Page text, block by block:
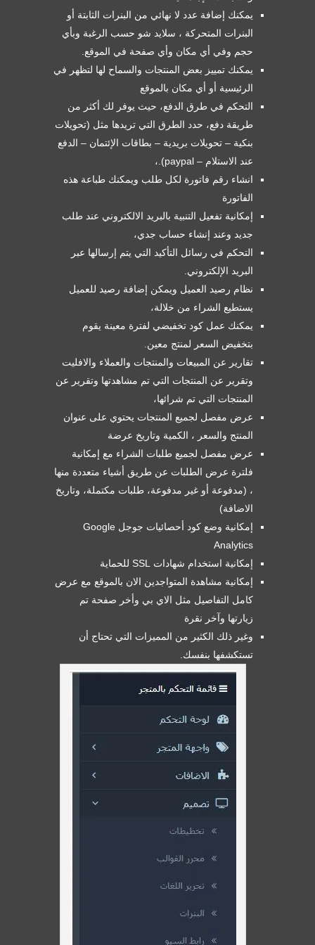
يمكنك إضافة عدد لا نهائي من البنرات الثابتة أو
البنرات المتحركة ، سلايد شو حسب الرغبة وبأي
حجم وفي أي مكان وأي صفحة في الموقع.
يمكنك تمييز بعض المنتجات والسماح لها لتظهر في
الرئيسية أو أي مكان بالموقع
التحكم في طرق الدفع، حيث يوفر لك أكثر من
طريقة دفع، حدد الطرق التي تريدها مثل (تحويلات
بنكية – تحويلات بريدية – بطاقات الإئتمان – الدفع
عند الاستلام – paypal).،
انشاء رقم فاتورة لكل طلب ويمكنك طباعة هذه
الفاتورة
إمكانية تفعيل التنبية بالبريد الالكتروني عند طلب
جديد وعند إنشاء حساب جدي،
التحكم في رسائل التأكيد التي يتم إرسالها عبر
البريد الإلكتروني.
نظام رصيد العميل ويمكن إضافة رصيد للعميل
يستطيع الشراء من خلالة،
يمكنك عمل كود تخفيضي لفترة معينة يقوم
بتخفيض السعر لمنتج معين.
تقارير عن المبيعات والمنتجات والعملاء والافليت
وتقرير عن المنتجات التي تم مشاهدتها وتقرير عن
المنتجات التي تم شرائها،
عرض مفصل لجميع المنتجات يحتوي على عنوان
المنتج والسعر ، الكمية وتاريخ عرضة
عرض مفصل لجميع طلبات الشراء مع إمكانية
فلترة عرض الطلبات عن طريق أشياء متعددة منها
، (مدفوعة أو غير مدفوعة، طلبات مكتملة، وتاريخ
الاضافة)
إمكانية وضع كود أحصائيات جوجل Google
Analytics
إمكانية استخدام شهادات SSL للحماية
إمكانية مشاهدة المتواجدين الان بالموقع مع عرض
كامل التفاصيل مثل الاي بي وأخر صفحة تم
زيارتها وآخر نقرة
وغير ذلك الكثير من المميزات التي تحتاج أن
تستكشفها بنفسك.